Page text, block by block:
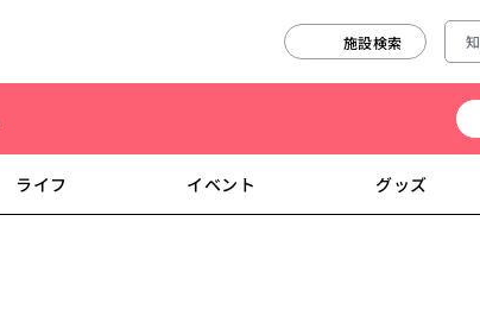
施設検索
ライフ イベント グッズ